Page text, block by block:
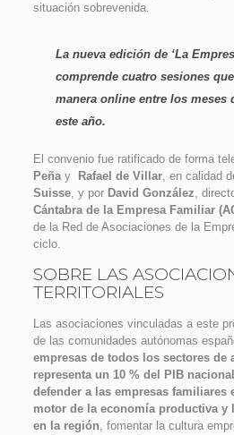
situación sobrevenida.
La nueva edición de ‘La
comprende cuatro sesiones
manera online entre los meses
este año.
El convenio fue ratificado de forma
Peñay Rafael de Villar, en calidad
Suisse, y por David González,
Cántabra de la Empresa Familiar
de la Red de Asociaciones de la
ciclo.
SOBRE LAS
TERRITORIALES
Las asociaciones vinculadas a este
de las comunidades autónomas
empresas de todos los sectores de
representa un 10 % del PIB
defender a las empresas familiares
motor de la economía productiva y
en la región, fomentar la cultura